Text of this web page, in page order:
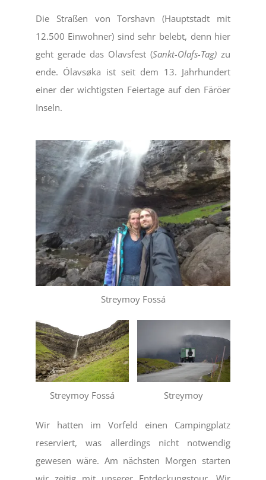
Die Straßen von Torshavn (Hauptstadt mit
12.500 Einwohner) sind sehr belebt, denn hier
geht gerade das Olavsfest (Sankt-Olafs-Tag) zu
ende. Ólavsøka ist seit dem 13. Jahrhundert
einer der wichtigsten Feiertage auf den Färöer
Inseln.
Streymoy Fossá
Streymoy Fossá Streymoy
Wir hatten im Vorfeld einen Campingplatz
reserviert, was allerdings nicht notwendig
gewesen wäre. Am nächsten Morgen starten